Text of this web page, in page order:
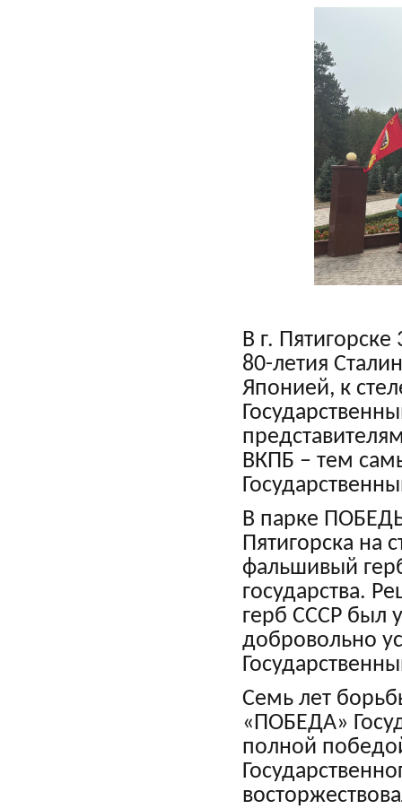
В г.
80-летия
Японией, к
ВКПБ – тем
В парке
Пятигорска на
фальшивый
государства.
герб СССР был
добровольно
Семь лет
«ПОБЕДА»
полной